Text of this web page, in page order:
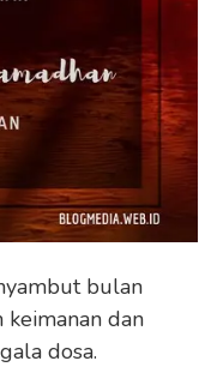
bulan
keimanan dan
dosa.